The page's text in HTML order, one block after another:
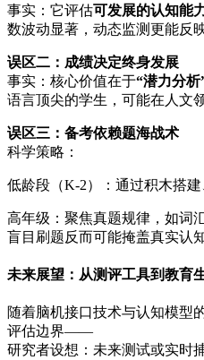
事实：它评估可发展的认知能
数波动显著，动态监测更能反
误区二：成绩决定终身发展
事实：核心价值在于“潜力分析
语言顶尖的学生，可能在人文
误区三：备考依赖题海战术
科学策略：
低龄段（K-2）：通过积木搭
高年级：聚焦真题规律，如词
盲目刷题反而可能掩盖真实认
未来展望：从测评工具到教育
随着脑机接口技术与认知模型
评估边界——
研究者设想：未来测试或实时